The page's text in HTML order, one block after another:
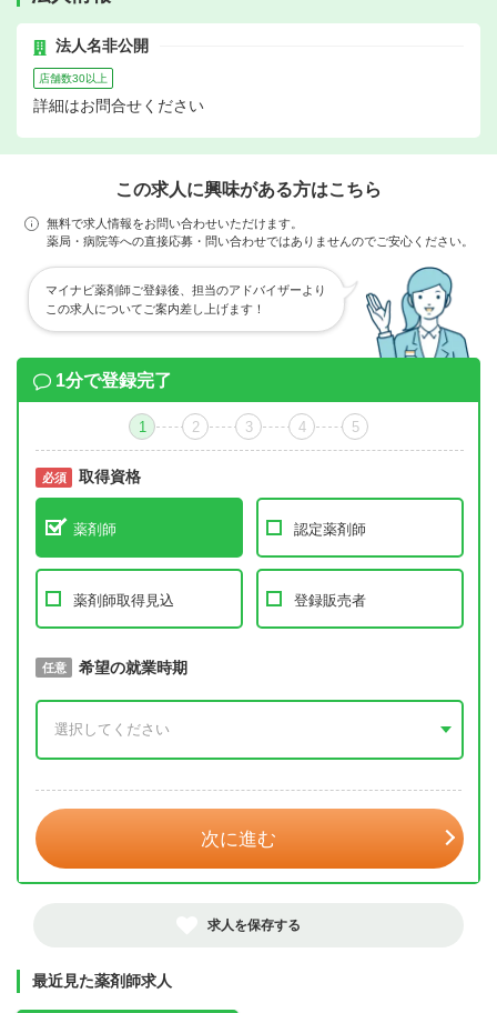
法人名非公開
店舗数30以上
詳細はお問合せください
この求人に興味がある方はこちら
無料で求人情報をお問い合わせいただけます。
薬局・病院等への直接応募・問い合わせではありませんのでご安心ください。
マイナビ薬剤師ご登録後、担当のアドバイザーより
この求人についてご案内差し上げます！
1分で登録完了
1 2 3 4 5
必須 取得資格
薬剤師 認定薬剤師
薬剤師取得見込 登録販売者
必須 取得予定年
任意 希望の就業時期
次に進む
求人を保存する
最近見た薬剤師求人